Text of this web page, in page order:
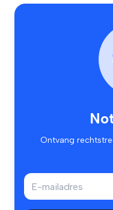
Ontvang